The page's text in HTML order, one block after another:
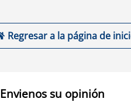
Regresar a la página de
Envienos su opinión